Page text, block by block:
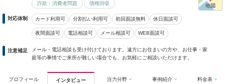
詐欺・消費者問題 債権回収
対応体制 カード利用可 分割払い利用可 初回面談無料 休日面談可
夜間面談可 電話相談可 メール相談可 WEB面談可
注意補足
メール・電話相談も受け付けております。遠方にお住まいの方や、お仕事・家
庭等の事情でご来所が難しい場合でも、お気軽にご相談いただけます。
プロフィール インタビュー 注力分野 事例紹介 料金表